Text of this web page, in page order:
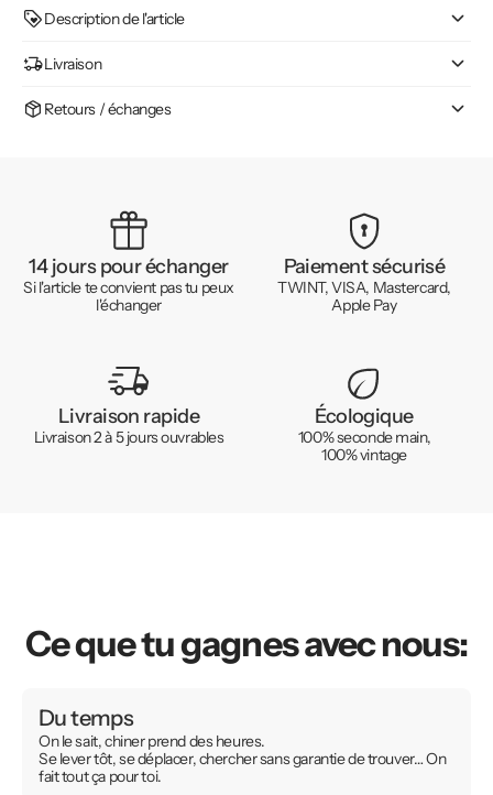
Description de l'article
Livraison
Retours / échanges
14 jours pour échanger
Si l'article te convient pas tu peux
l'échanger
Paiement sécurisé
TWINT, VISA, Mastercard,
Apple Pay
Livraison rapide
Livraison 2 à 5 jours ouvrables
Écologique
100% seconde main,
100% vintage
Ce que tu gagnes avec nous:
Du temps
On le sait, chiner prend des heures.
Se lever tôt, se déplacer, chercher sans garantie de trouver… On
fait tout ça pour toi.